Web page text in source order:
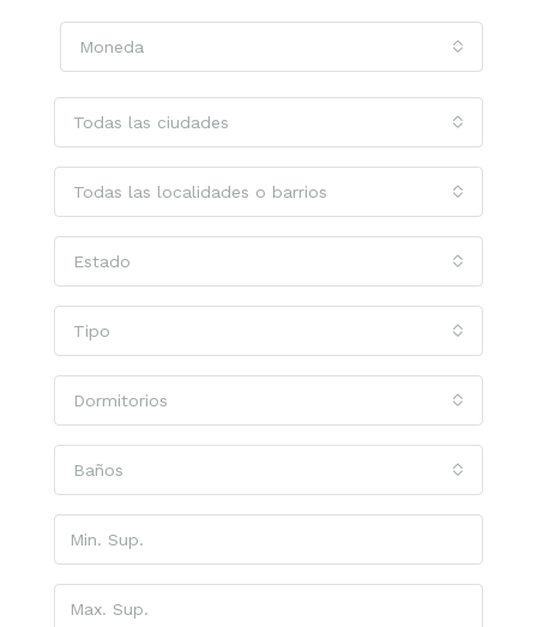
Moneda
Todas las ciudades
Todas las localidades o barrios
Estado
Tipo
Dormitorios
Baños